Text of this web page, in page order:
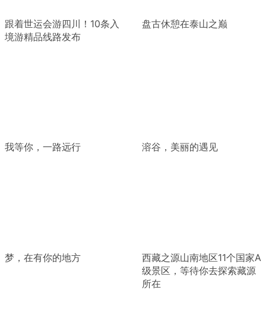
跟着世运会游四川！10条入
境游精品线路发布
盘古休憩在泰山之巅
我等你，一路远行 溶谷，美丽的遇见
梦，在有你的地方
西藏之源山南地区11个国家A
级景区，等待你去探索藏源
所在